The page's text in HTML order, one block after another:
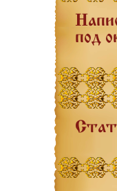
под